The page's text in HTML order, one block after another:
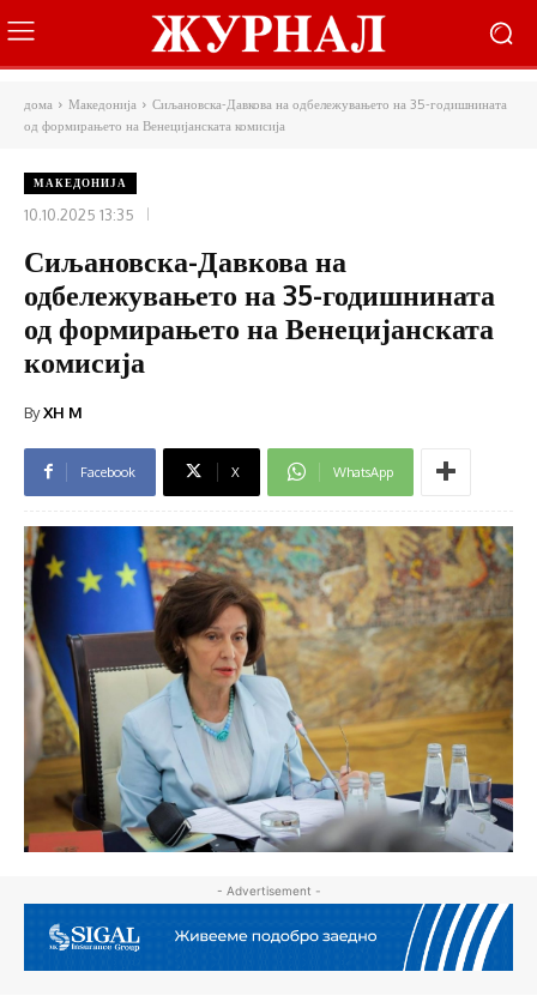
дома Македонија
Сиљановска-Давкова на одбележувањето на 35-годишнината
од формирањето на Венецијанската комисија
МАКЕДОНИЈА
10.10.2025 13:35
Сиљановска-Давкова на
одбележувањето на 35-годишнината
од формирањето на Венецијанската
комисија
ByXH M
Facebook X WhatsApp
- Advertisement -